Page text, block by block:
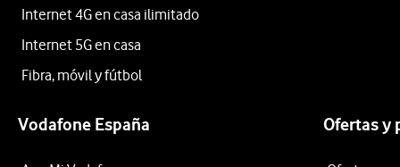
Internet 4G en casa ilimitado
Internet 5G en casa
Fibra, móvil y fútbol
Vodafone España Ofertas y